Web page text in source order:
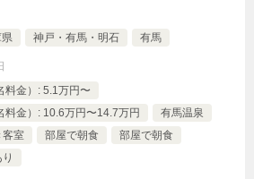
神戸・有馬・明石 有馬
料金）: 5.1万円〜
料金）: 10.6万円〜14.7万円
有馬温泉
客室 部屋で朝食
部屋で朝食